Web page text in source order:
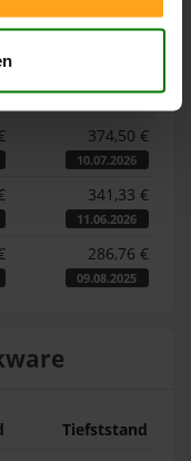
Tiefststand
374,50 €
10.07.2026
341,33 €
11.06.2026
286,76 €
09.08.2025
Tiefststand